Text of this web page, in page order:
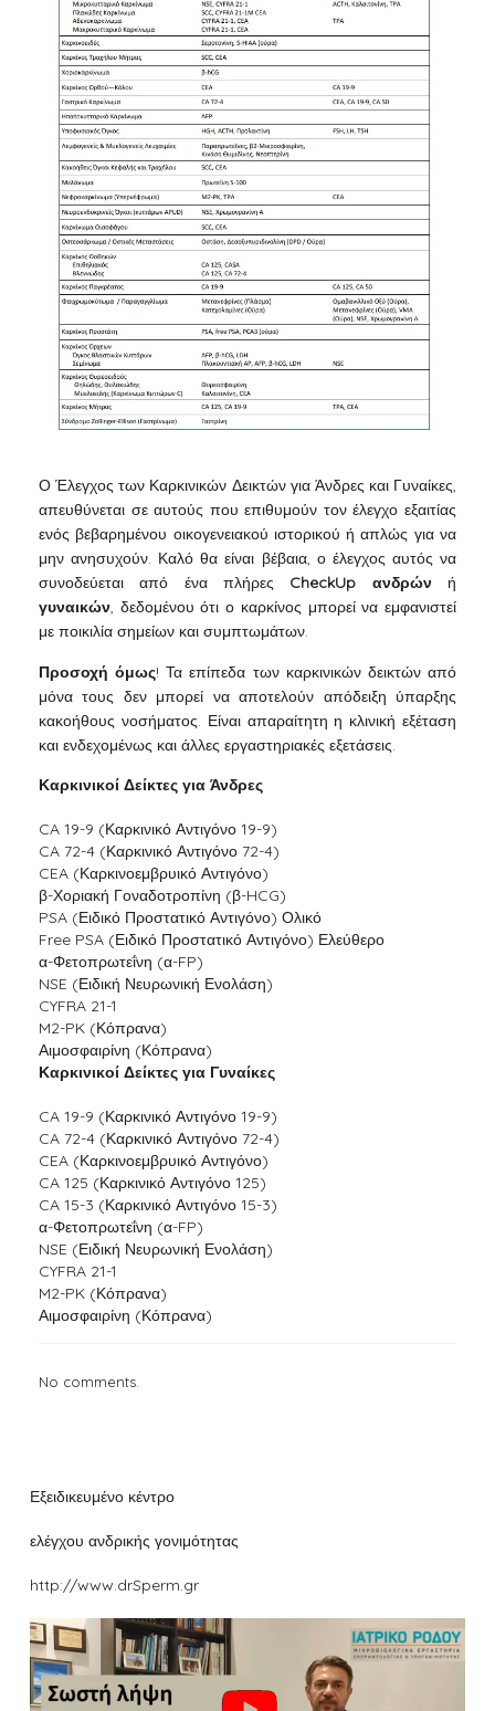
Ο Έλεγχος των Καρκινικών Δεικτών για Άνδρες και Γυναίκες,
απευθύνεται σε αυτούς που επιθυμούν τον έλεγχο εξαιτίας
ενός βεβαρημένου οικογενειακού ιστορικού ή απλώς για να
μην ανησυχούν. Καλό θα είναι βέβαια, ο έλεγχος αυτός να
συνοδεύεται από ένα πλήρες CheckUp ανδρώνή
γυναικών, δεδομένου ότι ο καρκίνος μπορεί να εμφανιστεί
με ποικιλία σημείων και συμπτωμάτων.
Προσοχή όμως! Τα επίπεδα των καρκινικών δεικτών από
μόνα τους δεν μπορεί να αποτελούν απόδειξη ύπαρξης
κακοήθους νοσήματος. Είναι απαραίτητη η κλινική εξέταση
και ενδεχομένως και άλλες εργαστηριακές εξετάσεις.
Καρκινικοί Δείκτες για Άνδρες
CA 19-9 (Καρκινικό Αντιγόνο 19-9)
CA 72-4 (Καρκινικό Αντιγόνο 72-4)
CEA (Καρκινοεμβρυικό Αντιγόνο)
β-Χοριακή Γοναδοτροπίνη (β-HCG)
PSA (Ειδικό Προστατικό Αντιγόνο) Ολικό
Free PSA (Ειδικό Προστατικό Αντιγόνο) Ελεύθερο
α-Φετοπρωτεΐνη (α-FP)
NSE (Ειδική Νευρωνική Ενολάση)
CYFRA 21-1
M2-PK (Κόπρανα)
Αιμοσφαιρίνη (Κόπρανα)
Καρκινικοί Δείκτες για Γυναίκες
CA 19-9 (Καρκινικό Αντιγόνο 19-9)
CA 72-4 (Καρκινικό Αντιγόνο 72-4)
CEA (Καρκινοεμβρυικό Αντιγόνο)
CA 125 (Καρκινικό Αντιγόνο 125)
CA 15-3 (Καρκινικό Αντιγόνο 15-3)
α-Φετοπρωτεΐνη (α-FP)
NSE (Ειδική Νευρωνική Ενολάση)
CYFRA 21-1
M2-PK (Κόπρανα)
Αιμοσφαιρίνη (Κόπρανα)
No comments.
Εξειδικευμένο κέντρο
ελέγχου ανδρικής γονιμότητας
http://www.drSperm.gr